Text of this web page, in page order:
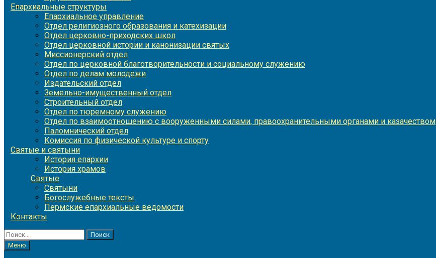
Епархиальные структуры
Епархиальное управление
Отдел религиозного образования и катехизации
Отдел церковно-приходских школ
Отдел церковной истории и канонизации святых
Миссионерский отдел
Отдел по церковной благотворительности и социальному служению
Отдел по делам молодежи
Издательский отдел
Земельно-имущественный отдел
Строительный отдел
Отдел по тюремному служению
Отдел по взаимоотношению с вооруженными силами, правоохранительными органами и казачеством
Паломнический отдел
Комиссия по физической культуре и спорту
Святые и святыни
История епархии
История храмов
Святые
Святыни
Богослужебные тексты
Пермские епархиальные ведомости
Контакты
Найти:
Меню